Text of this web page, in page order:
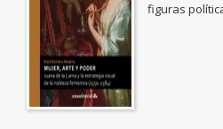
<Genérica>
ANTOLOGÍAS (NO POÉTICAS)
APLICACIONES GRÁFICAS Y
ARQUEOLOGÍA
Sapientia
Catálogo de Exposiciones
Puntos de Fuga
Debates
figuras